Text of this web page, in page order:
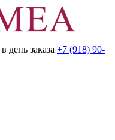
в день заказа +7 (918) 90-